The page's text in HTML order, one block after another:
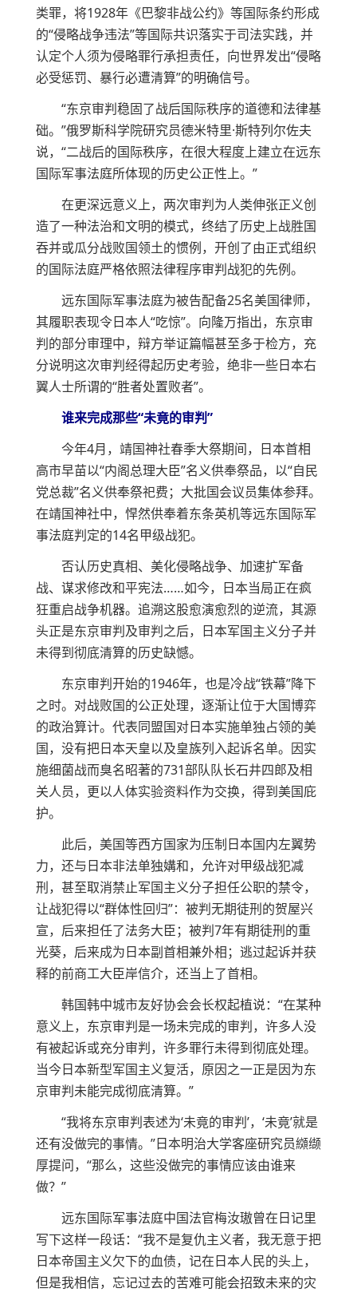
类罪，将1928年《巴黎非战公约》等国际条约形成
的“侵略战争违法”等国际共识落实于司法实践，并
认定个人须为侵略罪行承担责任，向世界发出“侵略
必受惩罚、暴行必遭清算”的明确信号。
“东京审判稳固了战后国际秩序的道德和法律基
础。”俄罗斯科学院研究员德米特里·斯特列尔佐夫
说，“二战后的国际秩序，在很大程度上建立在远东
国际军事法庭所体现的历史公正性上。”
在更深远意义上，两次审判为人类伸张正义创
造了一种法治和文明的模式，终结了历史上战胜国
吞并或瓜分战败国领土的惯例，开创了由正式组织
的国际法庭严格依照法律程序审判战犯的先例。
远东国际军事法庭为被告配备25名美国律师，
其履职表现令日本人“吃惊”。向隆万指出，东京审
判的部分审理中，辩方举证篇幅甚至多于检方，充
分说明这次审判经得起历史考验，绝非一些日本右
翼人士所谓的“胜者处置败者”。
谁来完成那些“未竟的审判”
今年4月，靖国神社春季大祭期间，日本首相
高市早苗以“内阁总理大臣”名义供奉祭品，以“自民
党总裁”名义供奉祭祀费；大批国会议员集体参拜。
在靖国神社中，悍然供奉着东条英机等远东国际军
事法庭判定的14名甲级战犯。
否认历史真相、美化侵略战争、加速扩军备
战、谋求修改和平宪法……如今，日本当局正在疯
狂重启战争机器。追溯这股愈演愈烈的逆流，其源
头正是东京审判及审判之后，日本军国主义分子并
未得到彻底清算的历史缺憾。
东京审判开始的1946年，也是冷战“铁幕”降下
之时。对战败国的公正处理，逐渐让位于大国博弈
的政治算计。代表同盟国对日本实施单独占领的美
国，没有把日本天皇以及皇族列入起诉名单。因实
施细菌战而臭名昭著的731部队队长石井四郎及相
关人员，更以人体实验资料作为交换，得到美国庇
护。
此后，美国等西方国家为压制日本国内左翼势
力，还与日本非法单独媾和，允许对甲级战犯减
刑，甚至取消禁止军国主义分子担任公职的禁令，
让战犯得以“群体性回归”：被判无期徒刑的贺屋兴
宣，后来担任了法务大臣；被判7年有期徒刑的重
光葵，后来成为日本副首相兼外相；逃过起诉并获
释的前商工大臣岸信介，还当上了首相。
韩国韩中城市友好协会会长权起植说：“在某种
意义上，东京审判是一场未完成的审判，许多人没
有被起诉或充分审判，许多罪行未得到彻底处理。
当今日本新型军国主义复活，原因之一正是因为东
京审判未能完成彻底清算。”
“我将东京审判表述为‘未竟的审判’，‘未竟’就是
还有没做完的事情。”日本明治大学客座研究员纐缬
厚提问，“那么，这些没做完的事情应该由谁来
做？”
远东国际军事法庭中国法官梅汝璈曾在日记里
写下这样一段话：“我不是复仇主义者，我无意于把
日本帝国主义欠下的血债，记在日本人民的头上，
但是我相信，忘记过去的苦难可能会招致未来的灾